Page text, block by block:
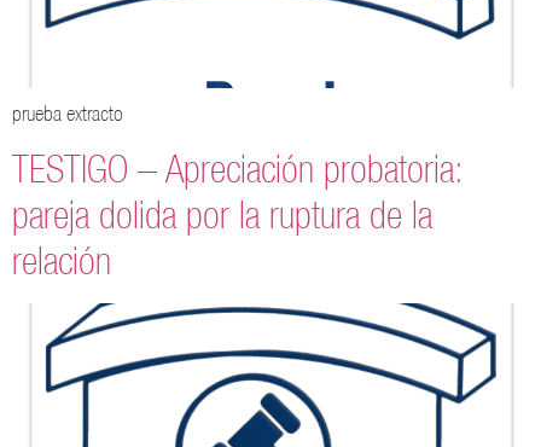
prueba extracto
TESTIGO – Apreciación probatoria:
pareja dolida por la ruptura de la
relación